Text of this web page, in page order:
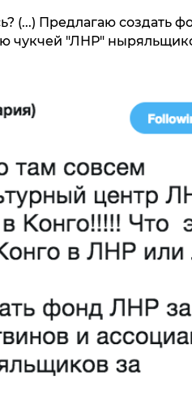
(...) Предлагаю создать
чукчей "ЛНР"